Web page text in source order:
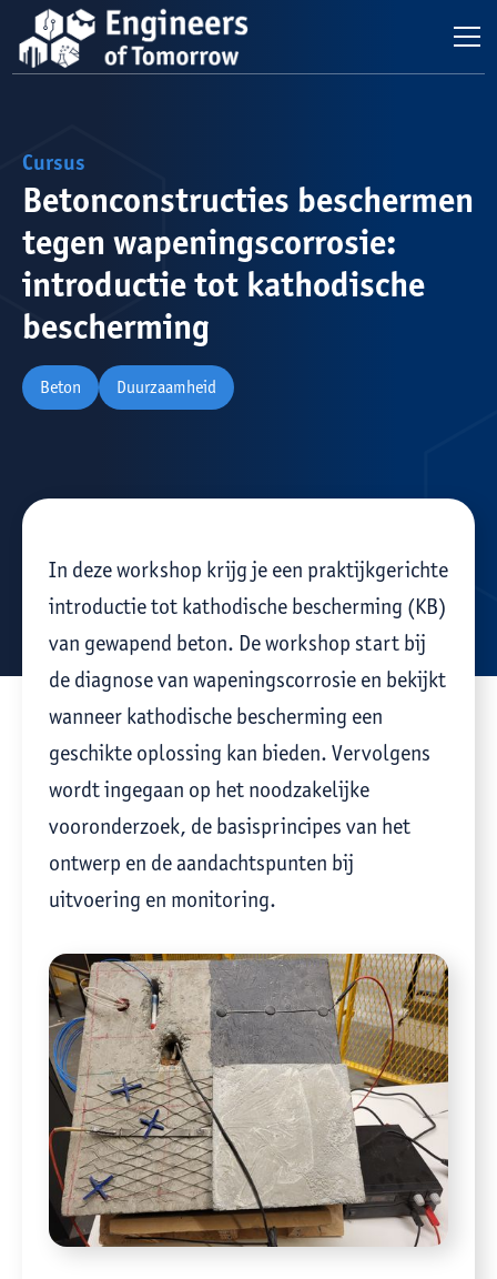
Cursus
Betonconstructies beschermen
tegen wapeningscorrosie:
introductie tot kathodische
bescherming
Beton Duurzaamheid
In deze workshop krijg je een praktijkgerichte
introductie tot kathodische bescherming (KB)
van gewapend beton. De workshop start bij
de diagnose van wapeningscorrosie en bekijkt
wanneer kathodische bescherming een
geschikte oplossing kan bieden. Vervolgens
wordt ingegaan op het noodzakelijke
vooronderzoek, de basisprincipes van het
ontwerp en de aandachtspunten bij
uitvoering en monitoring.